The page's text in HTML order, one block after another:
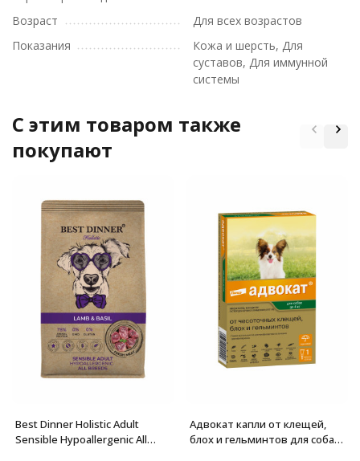
Возраст
Для всех возрастов
Показания
Кожа и шерсть, Для
суставов, Для иммунной
системы
C этим товаром также
покупают
Best Dinner Holistic Adult
Sensible Hypoallergenic All
Адвокат капли от клещей,
блох и гельминтов для собак